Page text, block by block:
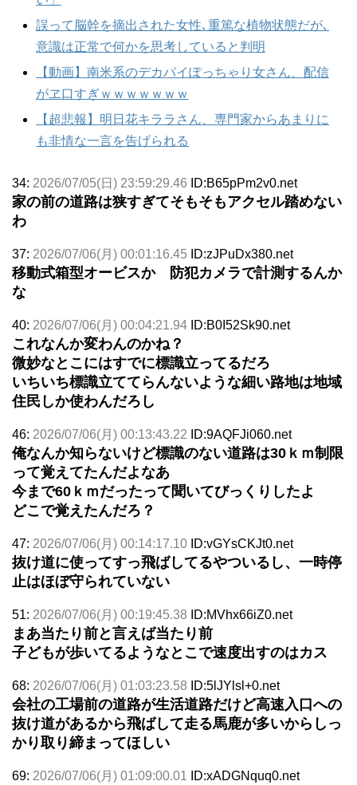
誤って脳幹を摘出された女性､重篤な植物状態だが､
意識は正常で何かを思考していると判明
【動画】南米系のデカパイぽっちゃり女さん、配信
がヱ口すぎｗｗｗｗｗｗｗ
【超悲報】明日花キララさん、専門家からあまりに
も非情な一言を告げられる
34: 2026/07/05(日) 23:59:29.46 ID:B65pPm2v0.net
家の前の道路は狭すぎてそもそもアクセル踏めない
わ
37: 2026/07/06(月) 00:01:16.45 ID:zJPuDx380.net
移動式箱型オービスか 防犯カメラで計測するんか
な
40: 2026/07/06(月) 00:04:21.94 ID:B0I52Sk90.net
これなんか変わんのかね？
微妙なとこにはすでに標識立ってるだろ
いちいち標識立ててらんないような細い路地は地域
住民しか使わんだろし
46: 2026/07/06(月) 00:13:43.22 ID:9AQFJi060.net
俺なんか知らないけど標識のない道路は30ｋｍ制限
って覚えてたんだよなあ
今まで60ｋｍだったって聞いてびっくりしたよ
どこで覚えたんだろ？
47: 2026/07/06(月) 00:14:17.10 ID:vGYsCKJt0.net
抜け道に使ってすっ飛ばしてるやついるし、一時停
止はほぼ守られていない
51: 2026/07/06(月) 00:19:45.38 ID:MVhx66iZ0.net
まあ当たり前と言えば当たり前
子どもが歩いてるようなとこで速度出すのはカス
68: 2026/07/06(月) 01:03:23.58 ID:5lJYlsl+0.net
会社の工場前の道路が生活道路だけど高速入口への
抜け道があるから飛ばして走る馬鹿が多いからしっ
かり取り締まってほしい
69: 2026/07/06(月) 01:09:00.01 ID:xADGNquq0.net